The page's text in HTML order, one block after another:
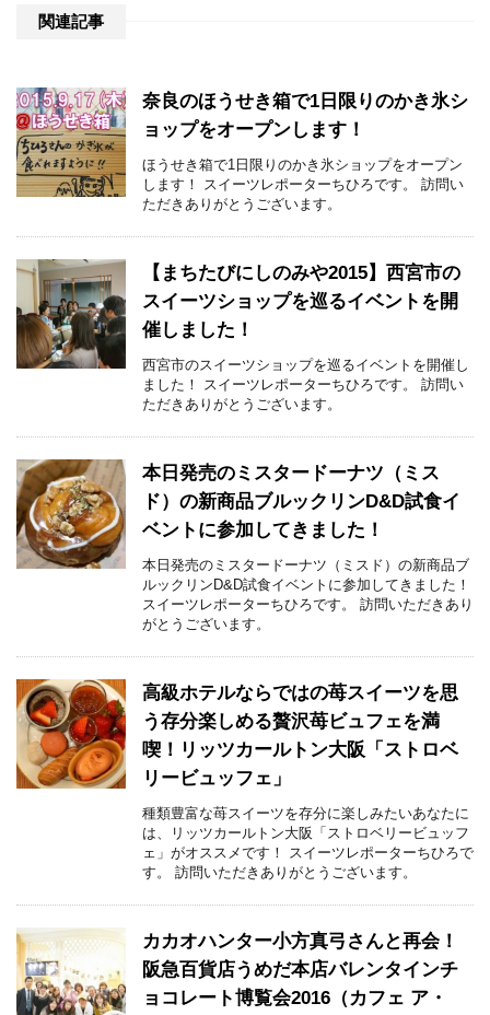
関連記事
奈良のほうせき箱で1日限りのかき氷シ
ョップをオープンします！
ほうせき箱で1日限りのかき氷ショップをオープン
します！ スイーツレポーターちひろです。 訪問い
ただきありがとうございます。
【まちたびにしのみや2015】西宮市の
スイーツショップを巡るイベントを開
催しました！
西宮市のスイーツショップを巡るイベントを開催し
ました！ スイーツレポーターちひろです。 訪問い
ただきありがとうございます。
本日発売のミスタードーナツ（ミス
ド）の新商品ブルックリンD&D試食イ
ベントに参加してきました！
本日発売のミスタードーナツ（ミスド）の新商品ブ
ルックリンD&D試食イベントに参加してきました！
スイーツレポーターちひろです。 訪問いただきあり
がとうございます。
高級ホテルならではの苺スイーツを思
う存分楽しめる贅沢苺ビュフェを満
喫！リッツカールトン大阪「ストロベ
リービュッフェ」
種類豊富な苺スイーツを存分に楽しみたいあなたに
は、リッツカールトン大阪「ストロベリービュッフ
ェ」がオススメです！ スイーツレポーターちひろで
す。 訪問いただきありがとうございます。
カカオハンター小方真弓さんと再会！
阪急百貨店うめだ本店バレンタインチ
ョコレート博覧会2016（カフェ ア・